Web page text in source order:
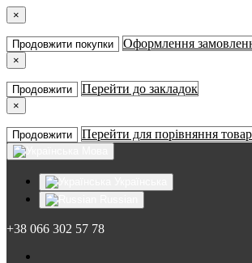
×
Продовжити покупки Оформлення
×
Продовжити Перейти до закладок
×
Продовжити Перейти для порівняння
+38 066 302 57 78